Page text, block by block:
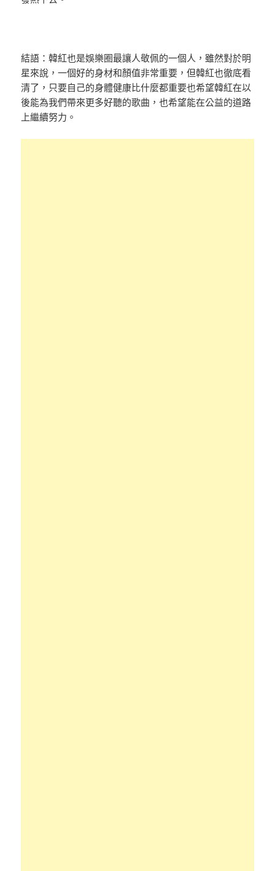
結語：韓紅也是娛樂圈最讓人敬佩的一個人，雖然對於明
星來說，一個好的身材和顏值非常重要，但韓紅也徹底看
清了，只要自己的身體健康比什麼都重要也希望韓紅在以
後能為我們帶來更多好聽的歌曲，也希望能在公益的道路
上繼續努力。